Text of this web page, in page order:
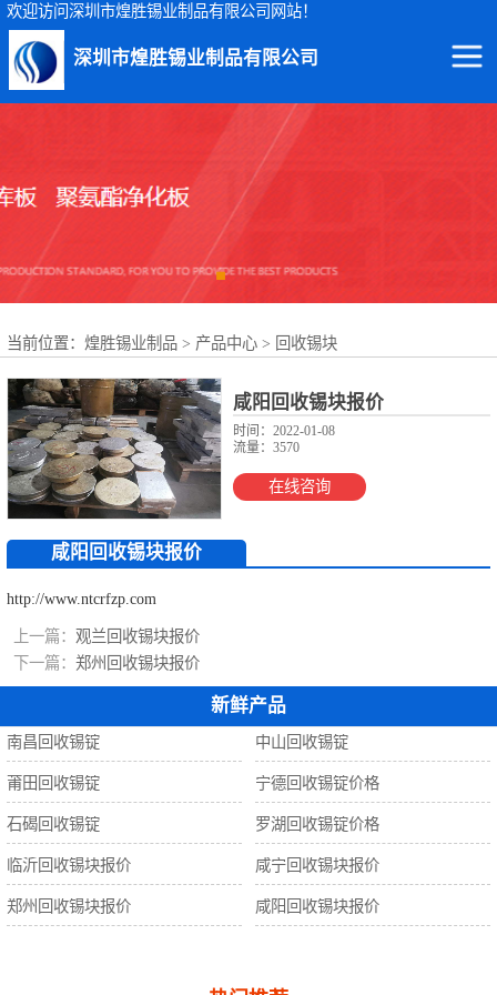
欢迎访问深圳市煌胜锡业制品有限公司网站！
深圳市煌胜锡业制品有限公司
当前位置： 煌胜锡业制品 > 产品中心 > 回收锡块
咸阳回收锡块报价
时间：2022-01-08
流量：3570
在线咨询
咸阳回收锡块报价
http://www.ntcrfzp.com
上一篇： 观兰回收锡块报价
下一篇： 郑州回收锡块报价
新鲜产品
南昌回收锡锭 中山回收锡锭
莆田回收锡锭 宁德回收锡锭价格
石碣回收锡锭 罗湖回收锡锭价格
临沂回收锡块报价 咸宁回收锡块报价
郑州回收锡块报价 咸阳回收锡块报价
回收锡条
回收锡膏
回收锡锭
回收锡线
回收锡灰
回收锡珠
回收钨丝